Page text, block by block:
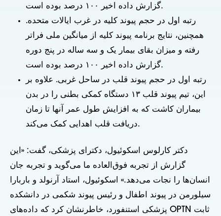
گزارش داده اخیر ۱۰۰ درصد بوده است.
رتبه اول در حجم پیوند کلیه در غرب ایالات متحده.
همچنین، نتایج برنامه پیوند کلیه از میانگین ملی فراتر
رفته و میزان بقای بیمار یک و سه ساله در پنج دوره
گزارش داده اخیر ۱۰۰ درصد بوده است.
رتبه اول در حجم پیوند قلب در ساحل غربی. علاوه بر
این، تیم پیوند قلب ۱۳ دستگاه کمکی بطنی را در بدن
بیماران کاشت که به افزایش طول عمر آنها تا زمان
دریافت قلب اهدایی کمک می‌کند.
دکتر کارلوس اسکوئیول، دکترای پزشکی، گفت: «این
گزارش از تجربه فوق‌العاده ما می‌گوید و تجربه جان
انسان‌ها را نجات می‌دهد.» اسکوئیول، استاد آرنولد و باربارا
سیلورمن در پیوند اطفال و رئیس پیوند شکمی در دانشکده
پزشکی استنفورد، خاطرنشان کرد که داده‌های OPTN ثابت